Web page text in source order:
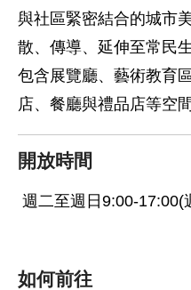
與社區緊密結合的城市
散、傳導、延伸至常民
包含展覽廳、藝術教育
店、餐廳與禮品店等空間
開放時間
週二至週日9:00-17:00(
如何前往